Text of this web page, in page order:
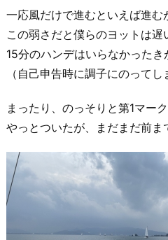
一応風だけで進むといえば進む
この弱さだと僕らのヨットは遅
15分のハンデはいらなかったき
（自己申告時に調子にのってし
まったり、のっそりと第1マーク
やっとついたが、まだまだ前ま